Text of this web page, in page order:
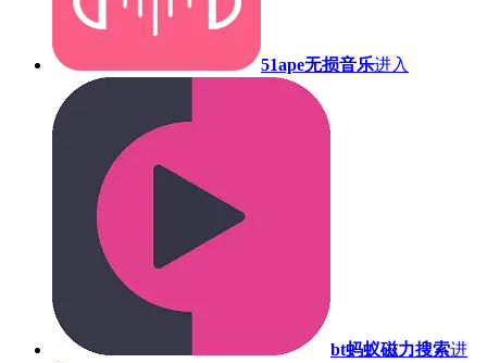
51ape无损音乐进入
bt蚂蚁磁力搜索进